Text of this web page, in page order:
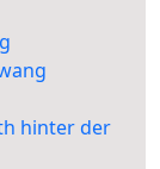
hinter der